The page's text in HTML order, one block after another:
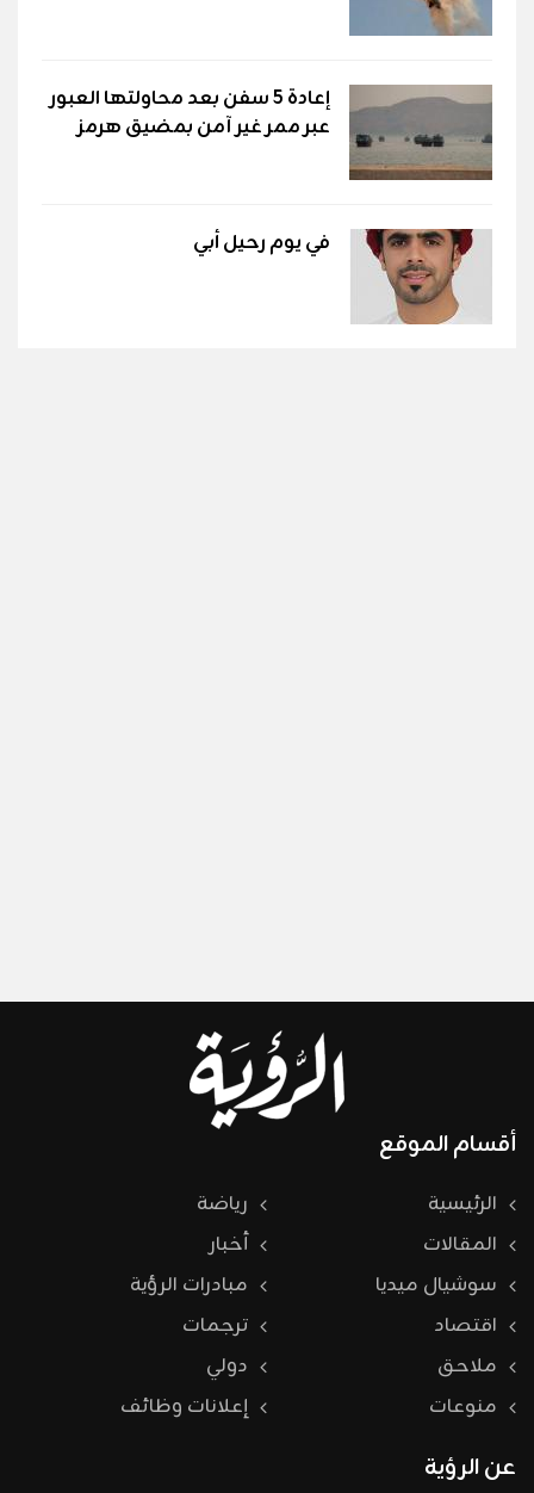
إعادة 5 سفن بعد محاولتها العبور
عبر ممر غير آمن بمضيق هرمز
في يوم رحيل أبي
أقسام الموقع
الرئيسية
رياضة
المقالات
أخبار
سوشيال ميديا
مبادرات الرؤية
اقتصاد
ترجمات
ملاحق
دولي
منوعات
إعلانات وظائف
عن الرؤية